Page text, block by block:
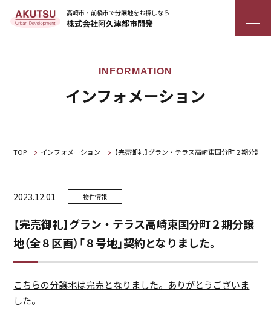
高崎市・前橋市で分譲地をお探しなら
株式会社阿久津都市開発
インフォメーション
TOP インフォメーション 【完売御礼】グラン・テラス高崎東国分町２期分譲地
2023.12.01 物件情報
【完売御礼】グラン・テラス高崎東国分町２期分譲
地（全８区画）「８号地」契約となりました。
こちらの分譲地は完売となりました。ありがとうございま
した。